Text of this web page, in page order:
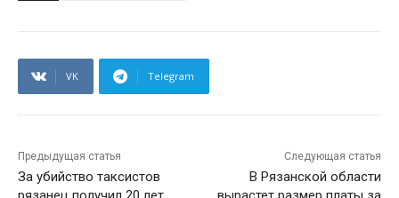
VK Telegram
Предыдущая статья
За убийство таксистов
Следующая статья
В Рязанской области